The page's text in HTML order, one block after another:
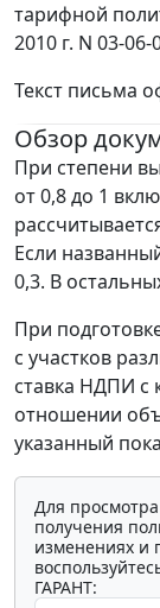
тарифной
2010 г. N 03-
Текст письма
Обзор
При степени
от 0,8 до 1
Если
0,3. В
При
с участков
ставка НДПИ с
отношении
указанный
Для просмотра
получения
изменениях и
ГАРАНТ: